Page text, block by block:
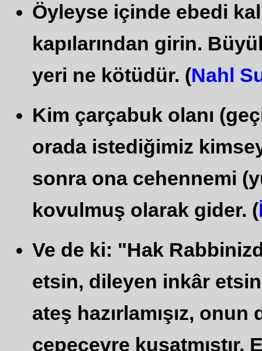
Öyleyse içinde ebedi
kapılarından girin.
yeri ne kötüdür. (Nahl
Kim çarçabuk olanı
orada istediğimiz
sonra ona cehennemi
kovulmuş olarak gider. (
Ve de ki: "Hak
etsin, dileyen inkâr
ateş hazırlamışız,
çepeçevre kuşatmıştır.